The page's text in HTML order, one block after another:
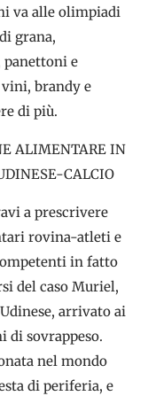
va alle olimpiadi
grana,
e
brandy e
di più.
ALIMENTARE IN
CALCIO
a prescrivere
rovina-atleti e
in fatto
del caso Muriel,
arrivato ai
sovrappeso.
nel mondo
di periferia, e